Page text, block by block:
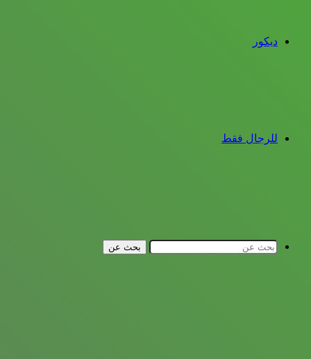
ديكور
للرجال فقط
بحث عن